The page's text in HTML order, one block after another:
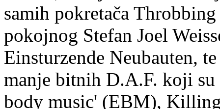
samih pokretača
pokojnog Stefan Joel
Einsturzende Neubauten,
manje bitnih D.A.F. koji
body music' (EBM),